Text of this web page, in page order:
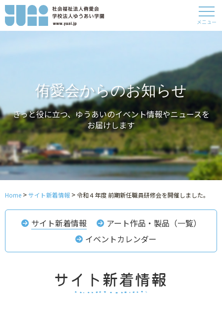
メニュー
侑愛会からのお知らせ
きっと役に立つ、ゆうあいのイベント情報やニュースを
お届けします
Home >サイト新着情報 >令和４年度 前期新任職員研修会を開催しました。
サイト新着情報
アート作品・製品（一覧）
イベントカレンダー